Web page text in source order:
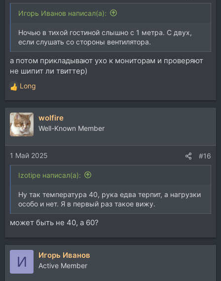
Игорь Иванов написал(а):
Ночью в тихой гостиной слышно с 1 метра. С двух,
если слушать со стороны вентилятора.
а потом прикладывают ухо к мониторам и проверяют
не шипит ли твиттер)
Р
е
а
к
ц
и
и
:
Long
wolfire
Well-Known Member
1 Май 2025 #16
Izotipe написал(а):
Ну так температура 40, рука едва терпит, а нагрузки
особо и нет. Я в первый раз такое вижу.
может быть не 40, а 60?
И Игорь Иванов
Active Member